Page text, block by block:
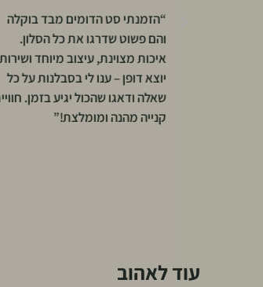
“הזמנתי סט הדומים מבד בוקלה
והם פשוט שדרגו את כל הסלון.
איכות מצוינת, עיצוב מיוחד ושירות
יוצא דופן – ענו לי בסבלנות על כל
שאלה ודאגו שהכול יגיע בזמן. חוויית
קנייה מהנה ומומלצת!”
עוד לאהוב